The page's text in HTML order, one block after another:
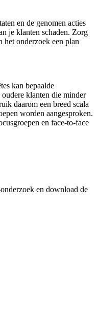
en de genomen acties
je klanten schaden. Zorg
het onderzoek een plan
kan bepaalde
klanten die minder
daarom een breed scala
worden aangesproken.
en face-to-face
en download de